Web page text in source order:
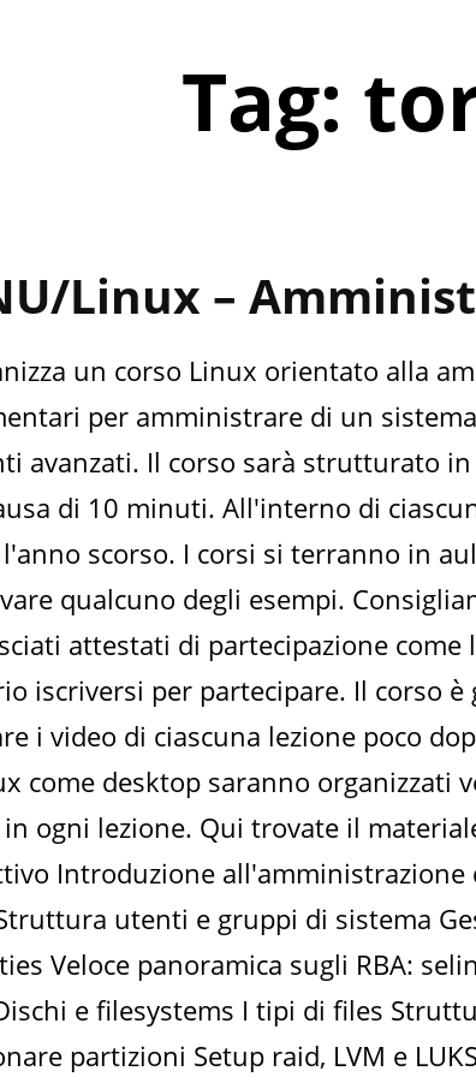
Tag:
Linux –
un corso Linux orientato alla
per amministrare di un
avanzati. Il corso sarà strutturato
di 10 minuti. All'interno di
scorso. I corsi si terranno in
qualcuno degli esempi.
attestati di partecipazione
iscriversi per partecipare. Il corso
i video di ciascuna lezione poco
come desktop saranno
ogni lezione. Qui trovate il
Introduzione
utenti e gruppi di sistema
Veloce panoramica sugli RBA:
e filesystems I tipi di files
partizioni Setup raid, LVM e